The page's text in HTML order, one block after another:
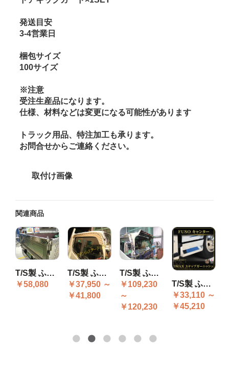
発送目安
3-4営業日
梱包サイズ
100サイズ
※注意
受注生産品になります。
仕様、材料などは変更になる可能性があります
トラック用品、特注加工も承ります。
お問合せからご連絡ください。
取付け画像
関連商品
T/S製 ふそう BT/Gキャンター 標準Wキャブ あおり笠木3方 ステンレス 縞板/星縞
￥58,080
T/S製 ふそう G/BT/20キャンター ドアバイザー R/L
￥37,950 ～
￥41,800
T/S製 ふそう Gキャンター フロントバイザー N-501
￥109,230
～
￥120,230
T/S製 ふそう 20/G/BTキャンター IMAXバンパー用 ステップガーニッシュ
￥33,110 ～
￥45,210